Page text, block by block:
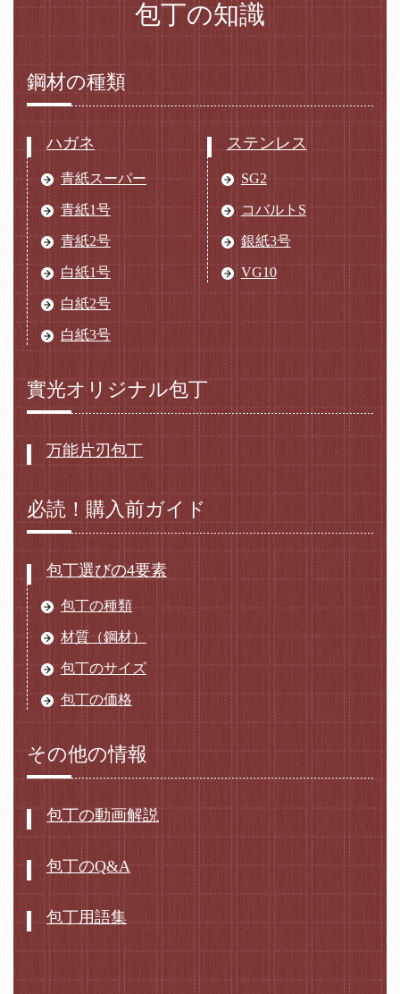
包丁の知識
鋼材の種類
ハガネ
青紙スーパー
青紙1号
青紙2号
白紙1号
白紙2号
白紙3号
ステンレス
SG2
コバルトS
銀紙3号
VG10
實光オリジナル包丁
万能片刃包丁
必読！購入前ガイド
包丁選びの4要素
包丁の種類
材質（鋼材）
包丁のサイズ
包丁の価格
その他の情報
包丁の動画解説
包丁のQ&A
包丁用語集